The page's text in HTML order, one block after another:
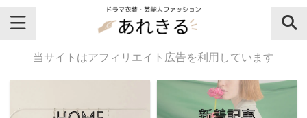
＼芸能人名・ドラマ名で検索♪／
当サイトはアフィリエイト広告を利用しています